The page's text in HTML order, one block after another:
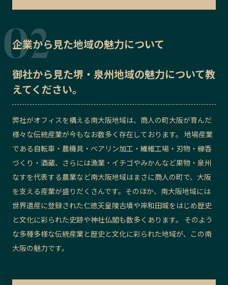
企業から見た地域の魅力について
御社から見た堺・泉州地域の魅力について教
えてください。
弊社がオフィスを構える南大阪地域は、商人の町大阪が育んだ
様々な伝統産業が今もなお数多く存在しております。 地場産業
である自転車・農機具・ベアリン加工・繊維工場・刃物・線香
づくり・酒蔵、さらには漁業・イチゴやみかんなど果物・泉州
なすを代表する農業など南大阪地域はまさに商人の町で、大阪
を支える産業が盛りだくさんです。そのほか、南大阪地域には
世界遺産に登録された仁徳天皇陵古墳や岸和田城をはじめ歴史
と文化に彩られた史跡や神社仏閣も数多くあります。 そのよう
な多種多様な伝統産業と歴史と文化に彩られた地域が、この南
大阪の魅力です。